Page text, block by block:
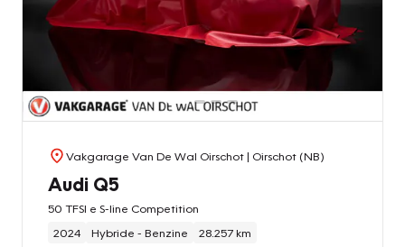
Vakgarage Van De Wal Oirschot| Oirschot (NB)
Audi Q5
50 TFSI e S-line Competition
2024
Hybride - Benzine 28.257 km